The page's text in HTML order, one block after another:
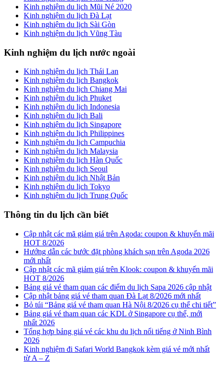
Kinh nghiệm du lịch Mũi Né 2020
Kinh nghiệm du lịch Đà Lạt
Kinh nghiệm du lịch Sài Gòn
Kinh nghiệm du lịch Vũng Tàu
Kinh nghiệm du lịch nước ngoài
Kinh nghiệm du lịch Thái Lan
Kinh nghiệm du lịch Bangkok
Kinh nghiệm du lịch Chiang Mai
Kinh nghiệm du lịch Phuket
Kinh nghiệm du lịch Indonesia
Kinh nghiệm du lịch Bali
Kinh nghiệm du lịch Singapore
Kinh nghiệm du lịch Philippines
Kinh nghiệm du lịch Campuchia
Kinh nghiệm du lịch Malaysia
Kinh nghiệm du lịch Hàn Quốc
Kinh nghiệm du lịch Seoul
Kinh nghiệm du lịch Nhật Bản
Kinh nghiệm du lịch Tokyo
Kinh nghiệm du lịch Trung Quốc
Thông tin du lịch cần biết
Cập nhật các mã giảm giá trên Agoda: coupon & khuyến mãi
HOT 8/2026
Hướng dẫn các bước đặt phòng khách sạn trên Agoda 2026
mới nhất
Cập nhật các mã giảm giá trên Klook: coupon & khuyến mãi
HOT 8/2026
Bảng giá vé tham quan các điểm du lịch Sapa 2026 cập nhật
Cập nhật bảng giá vé tham quan Đà Lạt 8/2026 mới nhất
Bỏ túi “Bảng giá vé tham quan Hà Nội 8/2026 cụ thể chi tiết”
Bảng giá vé tham quan các KDL ở Singapore cụ thể, mới
nhất 2026
Tổng hợp bảng giá vé các khu du lịch nổi tiếng ở Ninh Bình
2026
Kinh nghiệm đi Safari World Bangkok kèm giá vé mới nhất
từ A – Z